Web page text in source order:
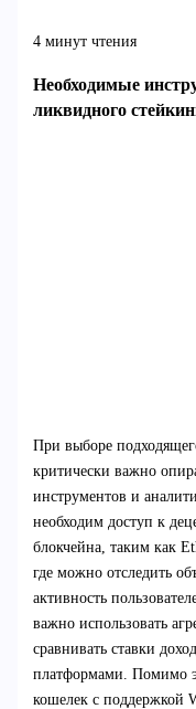
4 минут чтения
Необходимые
ликвидного
При выборе
критически важно
инструментов и
необходим доступ к
блокчейна, таким как
где можно отследить
активность
важно использовать
сравнивать ставки
платформами. Помимо
кошелек с поддержкой